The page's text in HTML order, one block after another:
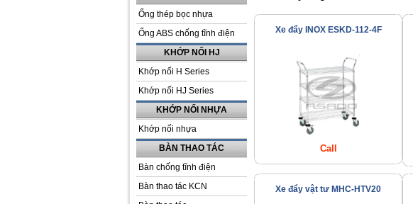
Ống thép bọc nhựa
Ống ABS chống tĩnh điện
KHỚP NỐI HJ
Khớp nối H Series
Khớp nối HJ Series
KHỚP NỐI NHỰA
Khớp nối nhựa
BÀN THAO TÁC
Bàn chống tĩnh điện
Bàn thao tác KCN
Xe đẩy INOX ESKD-112-4F
Call
Xe đẩy vật tư MHC-HTV20